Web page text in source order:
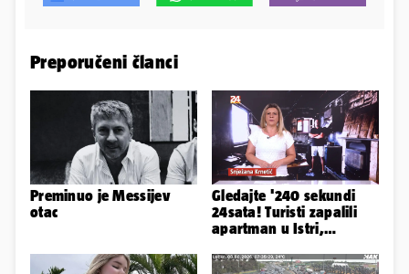
Preporučeni članci
Preminuo je Messijev
otac
Gledajte '240 sekundi
24sata! Turisti zapalili
apartman u Istri,
završena'